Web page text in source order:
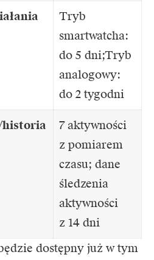
Tryb
smartwatcha:
do 5 dni;Tryb
analogowy:
do 2 tygodni
historia
7 aktywności
z pomiarem
czasu; dane
śledzenia
aktywności
z 14 dni
dostępny już w tym